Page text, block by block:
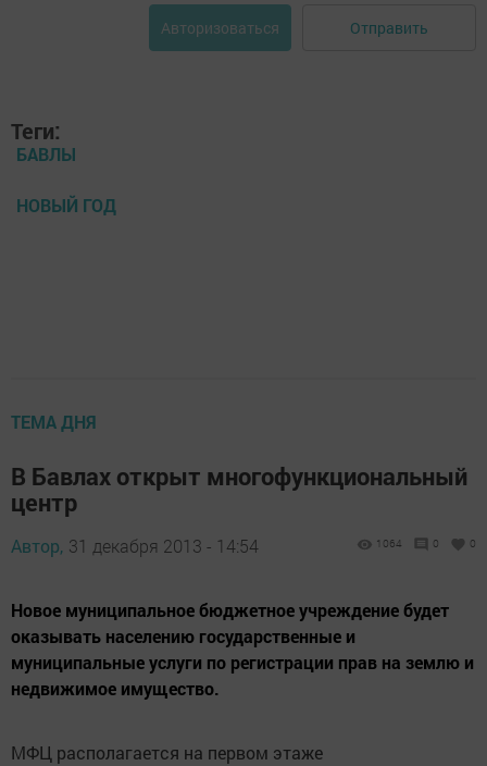
Авторизоваться Отправить
Теги:
БАВЛЫ
НОВЫЙ ГОД
ТЕМА ДНЯ
В Бавлах открыт многофункциональный
центр
Автор, 31 декабря 2013 - 14:54 1064 0 0
Новое муниципальное бюджетное учреждение будет
оказывать населению государственные и
муниципальные услуги по регистрации прав на землю и
недвижимое имущество.
МФЦ располагается на первом этаже